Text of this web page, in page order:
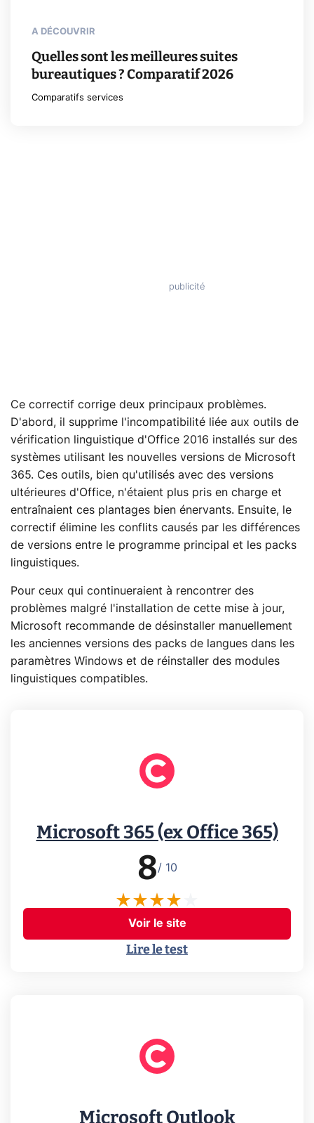
A DÉCOUVRIR
Quelles sont les meilleures suites
bureautiques ? Comparatif 2026
Comparatifs services
Ce correctif corrige deux principaux problèmes.
D'abord, il supprime l'incompatibilité liée aux outils de
vérification linguistique d'Office 2016 installés sur des
systèmes utilisant les nouvelles versions de Microsoft
365. Ces outils, bien qu'utilisés avec des versions
ultérieures d'Office, n'étaient plus pris en charge et
entraînaient ces plantages bien énervants. Ensuite, le
correctif élimine les conflits causés par les différences
de versions entre le programme principal et les packs
linguistiques.
Pour ceux qui continueraient à rencontrer des
problèmes malgré l'installation de cette mise à jour,
Microsoft recommande de désinstaller manuellement
les anciennes versions des packs de langues dans les
paramètres Windows et de réinstaller des modules
linguistiques compatibles.
Microsoft 365 (ex Office 365)
8/ 10
Voir le site
Lire le test
Microsoft Outlook